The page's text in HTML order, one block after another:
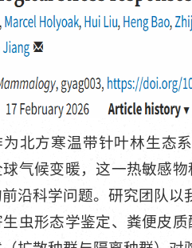
北方寒温带针叶林生态
气候变暖，这一热敏感
沿科学问题。研究团队
虫形态学鉴定、粪便皮